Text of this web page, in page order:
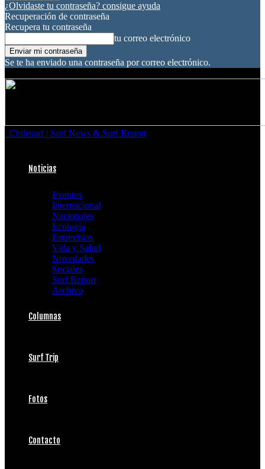
¿Olvidaste tu contraseña? consigue ayuda
Recuperación de contraseña
Recupera tu contraseña
tu correo electrónico
Se te ha enviado una contraseña por correo electrónico.
Chilesurf | Surf News & Surf Report
Noticias
Eventos
Internacional
Nacionales
Ecología
Entrevistas
Vida y Salud
Novedades
Sociales
Surf Report
Archivo
Columnas
Surf Trip
Fotos
Contacto